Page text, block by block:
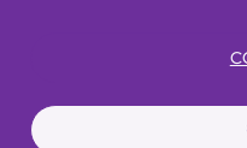
Footer無障礙聲明私隱聲